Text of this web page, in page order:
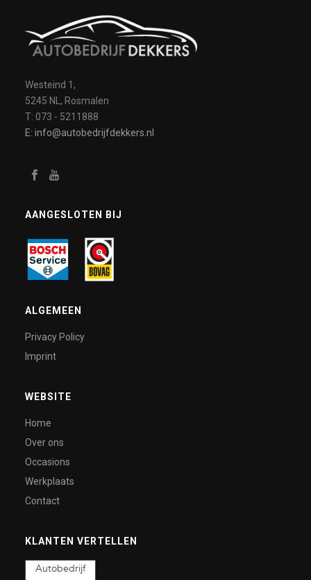
Westeind 1,
5245 NL, Rosmalen
T: 073 - 5211888
E: info@autobedrijfdekkers.nl
AANGESLOTEN BIJ
ALGEMEEN
Privacy Policy
Imprint
WEBSITE
Home
Over ons
Occasions
Werkplaats
Contact
KLANTEN VERTELLEN
Autobedrijf